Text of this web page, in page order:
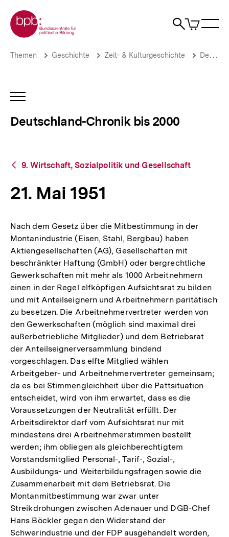
zum
Seiteninhalt
springen
Zur Startseite der bpb
Suche
Artikel
im
21.
Deutschland-
Chronik
2000
Brotkrümelnavigation
Pfadnavigation
Themen Geschichte Zeit- & Kulturgeschichte Deutschland-Chronik bis 2000
INHALTSNAVIGATION
Deutschland-Chronik bis 2000
Zurück
Übersicht
9. Wirtschaft, Sozialpolitik und Gesellschaft
21. Mai 1951
Nach dem Gesetz über die Mitbestimmung in der
Montanindustrie (Eisen, Stahl, Bergbau) haben
Aktiengesellschaften (AG), Gesellschaften mit
beschränkter Haftung (GmbH) oder bergrechtliche
Gewerkschaften mit mehr als 1000 Arbeitnehmern
einen in der Regel elfköpfigen Aufsichtsrat zu bilden
und mit Anteilseignern und Arbeitnehmern paritätisch
zu besetzen. Die Arbeitnehmervertreter werden von
den Gewerkschaften (möglich sind maximal drei
außerbetriebliche Mitglieder) und dem Betriebsrat
der Anteilseignerversammlung bindend
vorgeschlagen. Das elfte Mitglied wählen
Arbeitgeber- und Arbeitnehmervertreter gemeinsam;
da es bei Stimmengleichheit über die Pattsituation
entscheidet, wird von ihm erwartet, dass es die
Voraussetzungen der Neutralität erfüllt. Der
Arbeitsdirektor darf vom Aufsichtsrat nur mit
mindestens drei Arbeitnehmerstimmen bestellt
werden; ihm obliegen als gleichberechtigtem
Vorstandsmitglied Personal-, Tarif-, Sozial-,
Ausbildungs- und Weiterbildungsfragen sowie die
Zusammenarbeit mit dem Betriebsrat. Die
Montanmitbestimmung war zwar unter
Streikdrohungen zwischen Adenauer und DGB-Chef
Hans Böckler gegen den Widerstand der
Schwerindustrie und der FDP ausgehandelt worden,